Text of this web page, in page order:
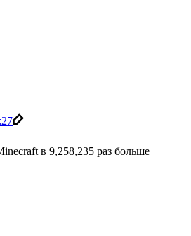
в 9,258,235 раз больше